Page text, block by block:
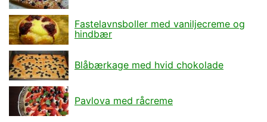
Fastelavnsboller med vaniljecreme og
hindbær
Blåbærkage med hvid chokolade
Pavlova med råcreme